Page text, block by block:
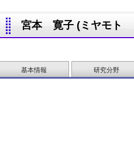
宮本 寛子 (ミヤモト
基本情報 研究分野